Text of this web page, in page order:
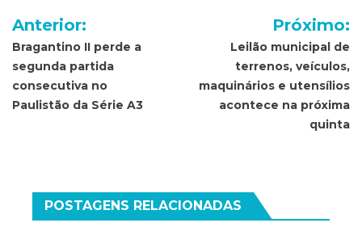
Navegação
de
Post
Anterior:
Bragantino II perde a
segunda partida
consecutiva no
Paulistão da Série A3
Próximo:
Leilão municipal de
terrenos, veículos,
maquinários e utensílios
acontece na próxima
quinta
POSTAGENS RELACIONADAS